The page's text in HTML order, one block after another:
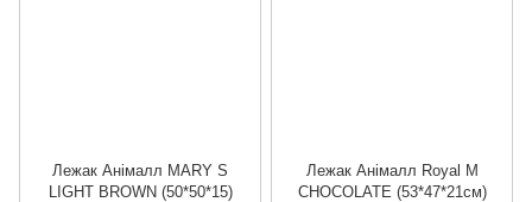
Лежак Анімалл MARY S
LIGHT BROWN (50*50*15)
Лежак Анімалл Royal M
CHOCOLATE (53*47*21см)